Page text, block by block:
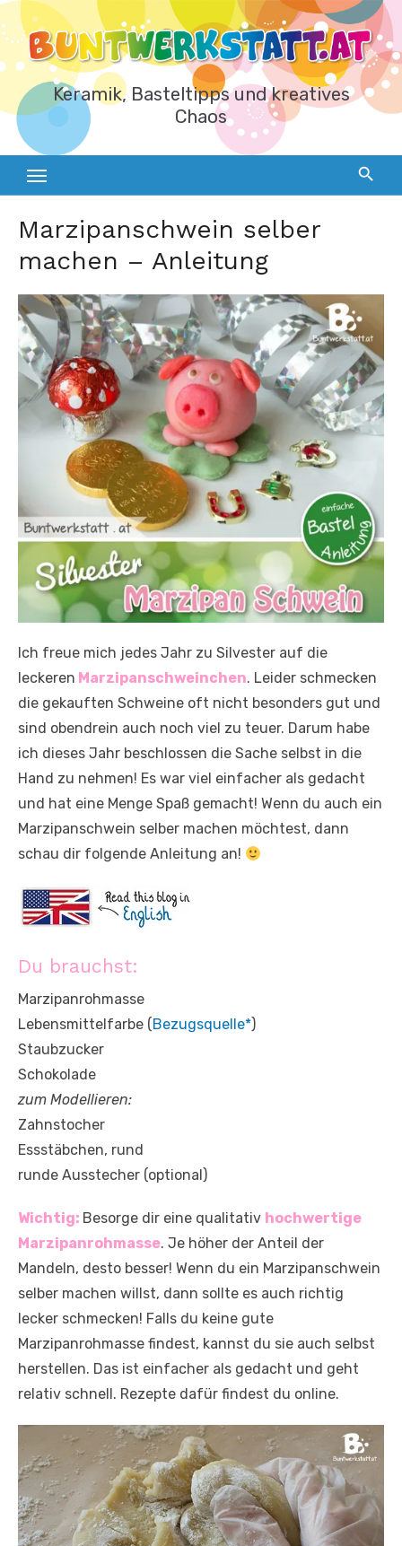
Zum
Inhalt
springen
Keramik, Basteltipps und kreatives
Chaos
Marzipanschwein selber
machen – Anleitung
Ich freue mich jedes Jahr zu Silvester auf die
leckeren Marzipanschweinchen. Leider schmecken
die gekauften Schweine oft nicht besonders gut und
sind obendrein auch noch viel zu teuer. Darum habe
ich dieses Jahr beschlossen die Sache selbst in die
Hand zu nehmen! Es war viel einfacher als gedacht
und hat eine Menge Spaß gemacht! Wenn du auch ein
Marzipanschwein selber machen möchtest, dann
schau dir folgende Anleitung an!
Du brauchst:
Marzipanrohmasse
Lebensmittelfarbe ( Bezugsquelle*)
Staubzucker
Schokolade
zum Modellieren:
Zahnstocher
Essstäbchen, rund
runde Ausstecher (optional)
Wichtig: Besorge dir eine qualitativ hochwertige
Marzipanrohmasse. Je höher der Anteil der
Mandeln, desto besser! Wenn du ein Marzipanschwein
selber machen willst, dann sollte es auch richtig
lecker schmecken! Falls du keine gute
Marzipanrohmasse findest, kannst du sie auch selbst
herstellen. Das ist einfacher als gedacht und geht
relativ schnell. Rezepte dafür findest du online.